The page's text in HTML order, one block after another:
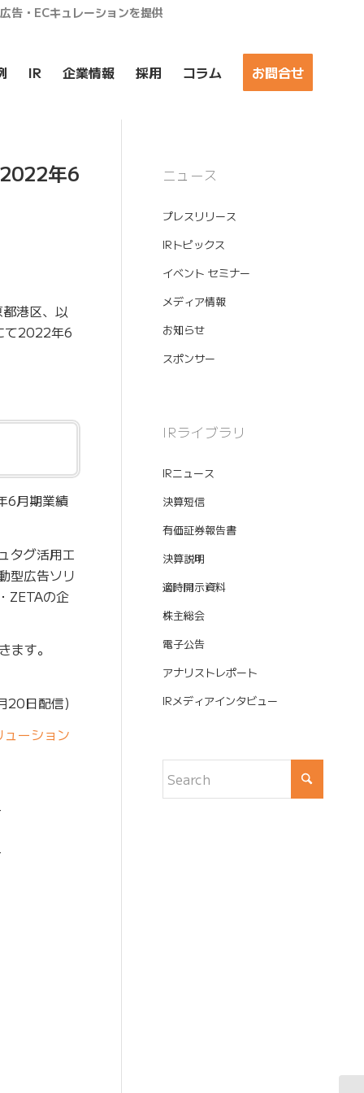
告・ECキュレーションを提供
IR 企業情報 採用 コラム お問合せ
年6
港区、以
て2022年6
6月期業績
タグ活用エ
型広告ソリ
ZETAの企
す。
20日配信)
ーション
ニュース
プレスリリース
IRトピックス
イベント セミナー
メディア情報
お知らせ
スポンサー
IRライブラリ
IRニュース
決算短信
有価証券報告書
決算説明
適時開示資料
株主総会
電子公告
アナリストレポート
IRメディアインタビュー